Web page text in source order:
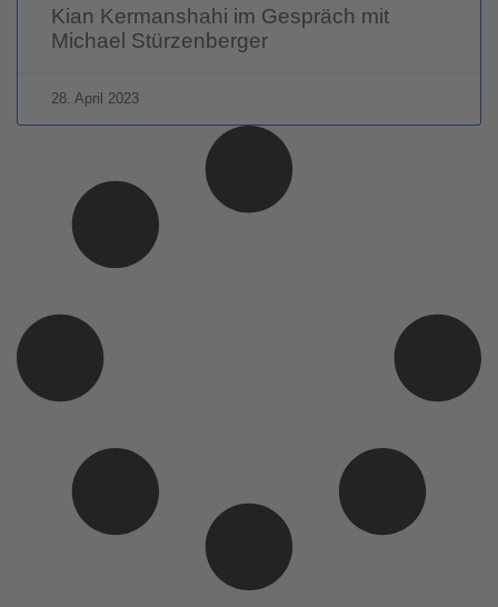
Kian Kermanshahi im Gespräch mit
Michael Stürzenberger
28. April 2023